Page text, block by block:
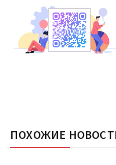
ПОХОЖИЕ